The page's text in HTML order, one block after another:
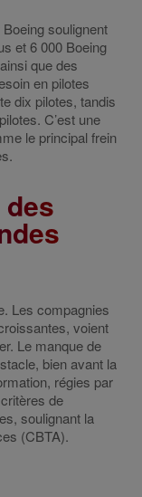
soulignent
et 6 000 Boeing
que des
en pilotes
dix pilotes, tandis
C’est une
le principal frein
Les compagnies
voient
Le manque de
bien avant la
régies par
de
soulignant la
(CBTA).